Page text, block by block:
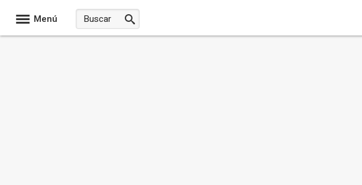
Menú